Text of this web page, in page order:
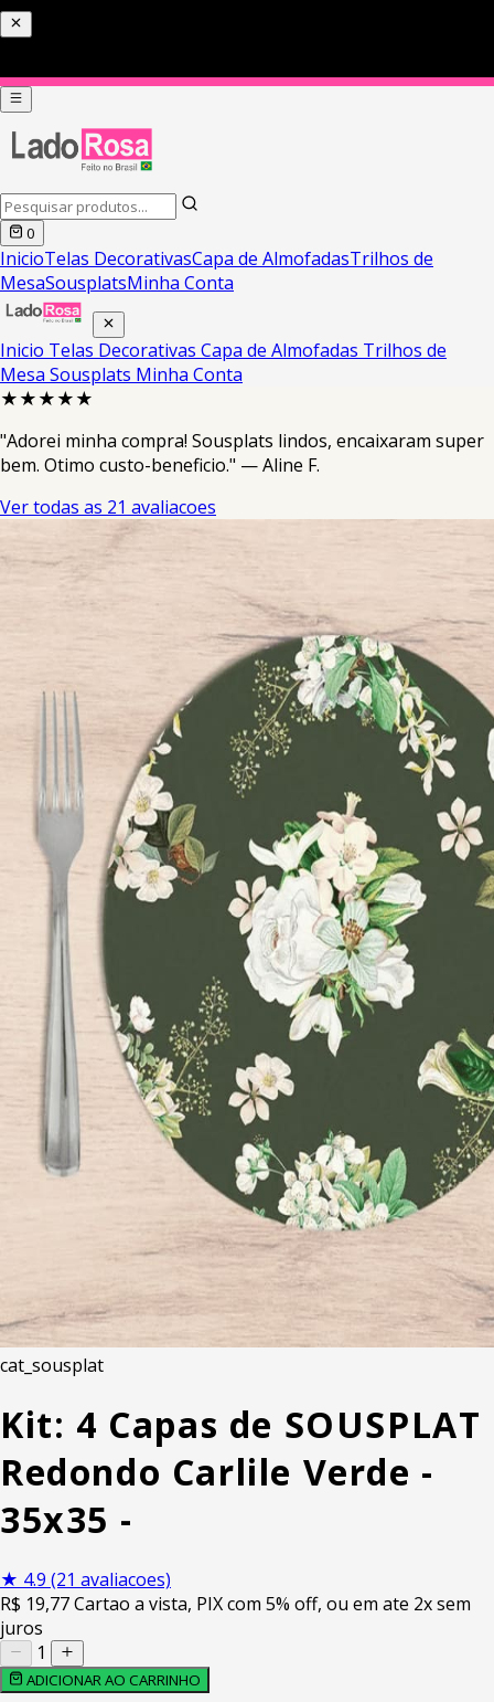
0
InicioTelas DecorativasCapa de AlmofadasTrilhos de
MesaSousplatsMinha Conta
Inicio Telas Decorativas Capa de Almofadas Trilhos de
Mesa Sousplats Minha Conta
★★★★★
"Adorei minha compra! Sousplats lindos, encaixaram super
bem. Otimo custo-beneficio." — Aline F.
Ver todas as 21 avaliacoes
cat_sousplat
Kit: 4 Capas de SOUSPLAT
Redondo Carlile Verde -
35x35 -
★ 4.9 (21 avaliacoes)
R$ 19,77Cartao a vista, PIX com 5% off, ou em ate 2x sem
juros
1
ADICIONAR AO CARRINHO